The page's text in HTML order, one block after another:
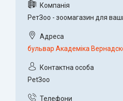
РетЗоо - зоомагазин для
бульвар Академіка
PetЗoo